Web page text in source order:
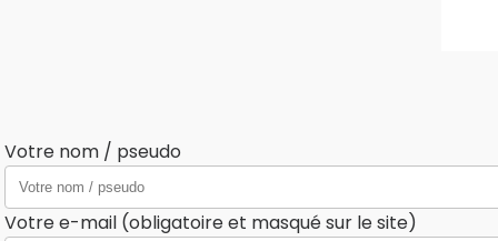
Votre nom / pseudo
Votre e-mail (obligatoire et masqué sur le site)